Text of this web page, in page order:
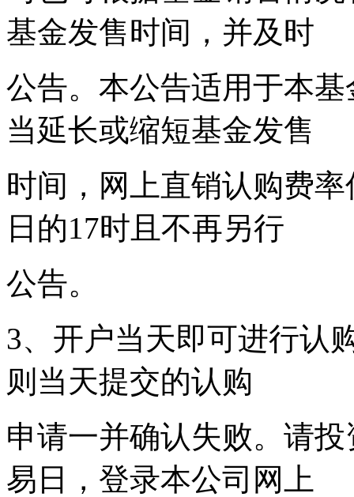
基金发售时间，并及时
公告。本公告适用于本
当延长或缩短基金发售
时间，网上直销认购费
日的17时且不再另行
公告。
3、开户当天即可进行认
则当天提交的认购
申请一并确认失败。请
易日，登录本公司网上